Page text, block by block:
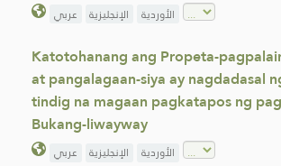
عربي الإنجليزية الأوردية
Katotohanang ang Propeta-
at pangalagaan-siya ay nagdadasal
tindig na magaan pagkatapos ng
Bukang-liwayway
عربي الإنجليزية الأوردية